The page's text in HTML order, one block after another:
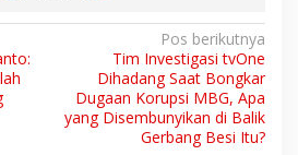
Pos berikutnya
Tim Investigasi tvOne
Dihadang Saat Bongkar
Dugaan Korupsi MBG, Apa
yang Disembunyikan di Balik
Gerbang Besi Itu?